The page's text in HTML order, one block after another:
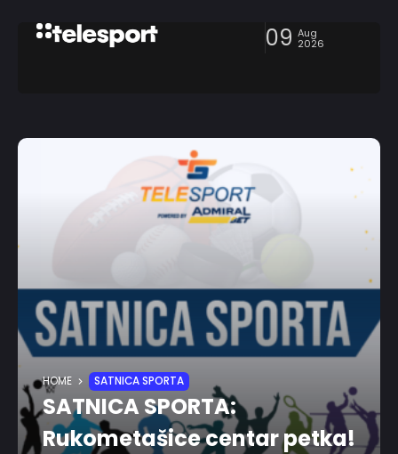
09 Aug
2026
HOME SATNICA SPORTA
SATNICA SPORTA:
Rukometašice centar petka!